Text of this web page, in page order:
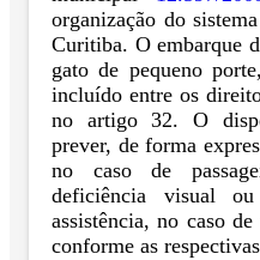
organização do
Curitiba. O embarque
gato de pequeno
incluído entre os
no artigo 32. O
prever, de forma
no caso de
deficiência visual
assistência, no caso
conforme as